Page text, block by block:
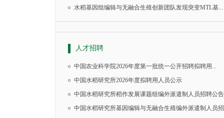
水稻基因组编辑与无融合生殖创新团队发现突变MTL基...
人才招聘
中国农业科学院2026年度第一批统一公开招聘拟聘用...
中国水稻研究所2026年度拟聘用人员公示
中国水稻研究所稻作发展课题组编外派遣制人员招聘公告
中国水稻研究所基因编辑与无融合生殖编外派遣制人员